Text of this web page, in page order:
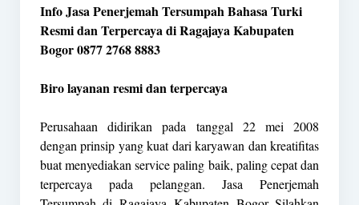
Info Jasa Penerjemah Tersumpah Bahasa Turki
Resmi dan Terpercaya di Ragajaya Kabupaten
Bogor 0877 2768 8883
Biro layanan resmi dan terpercaya
Perusahaan didirikan pada tanggal 22 mei 2008
dengan prinsip yang kuat dari karyawan dan kreatifitas
buat menyediakan service paling baik, paling cepat dan
terpercaya pada pelanggan. Jasa Penerjemah